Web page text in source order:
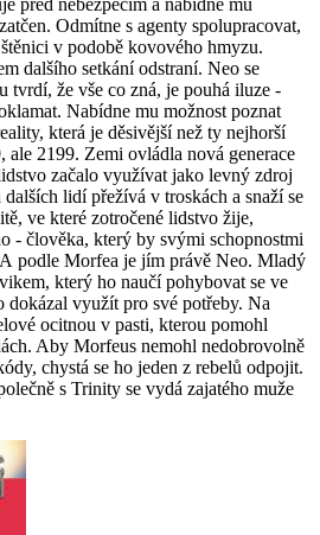
Odmítne s agenty spolupracovat,
v podobě kovového hmyzu.
dalšího setkání odstraní. Neo se
tvrdí, že vše co zná, je pouhá iluze -
Nabídne mu možnost poznat
která je děsivější než ty nejhorší
2199. Zemi ovládla nová generace
začalo využívat jako levný zdroj
lidí přežívá v troskách a snaží se
ve které zotročené lidstvo žije,
- člověka, který by svými schopnostmi
podle Morfea je jím právě Neo. Mladý
který ho naučí pohybovat se ve
dokázal využít pro své potřeby. Na
ocitnou v pasti, kterou pomohl
Aby Morfeus nemohl nedobrovolně
chystá se ho jeden z rebelů odpojit.
s Trinity se vydá zajatého muže